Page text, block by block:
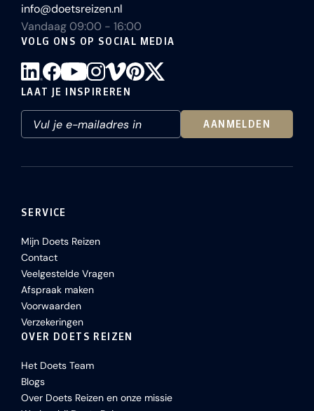
info@doetsreizen.nl
Vandaag 09:00 - 16:00
VOLG ONS OP SOCIAL MEDIA
LAAT JE INSPIREREN
AANMELDEN
SERVICE
Mijn Doets Reizen
Contact
Veelgestelde Vragen
Afspraak maken
Voorwaarden
Verzekeringen
OVER DOETS REIZEN
Het Doets Team
Blogs
Over Doets Reizen en onze missie